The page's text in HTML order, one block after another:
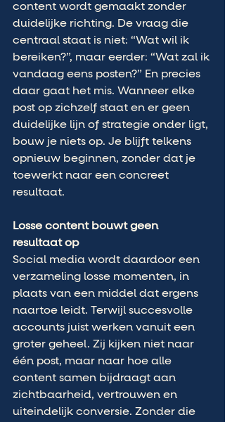
content wordt gemaakt zonder
duidelijke richting. De vraag die
centraal staat is niet: “Wat wil ik
bereiken?”, maar eerder: “Wat zal ik
vandaag eens posten?” En precies
daar gaat het mis. Wanneer elke
post op zichzelf staat en er geen
duidelijke lijn of strategie onder ligt,
bouw je niets op. Je blijft telkens
opnieuw beginnen, zonder dat je
toewerkt naar een concreet
resultaat.
Losse content bouwt geen
resultaat op
Social media wordt daardoor een
verzameling losse momenten, in
plaats van een middel dat ergens
naartoe leidt. Terwijl succesvolle
accounts juist werken vanuit een
groter geheel. Zij kijken niet naar
één post, maar naar hoe alle
content samen bijdraagt aan
zichtbaarheid, vertrouwen en
uiteindelijk conversie. Zonder die